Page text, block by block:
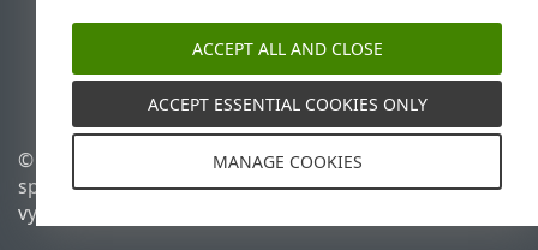
ESET Fórum
ESET Status Portal
Technická podpora
© 1992 - 2026 ESET,
spol. s r. o. Všetky práva
vyhradené.
Spravovať súbory cookie
Zásady používania súborov
ACCEPT ALL AND CLOSE
ACCEPT ESSENTIAL COOKIES ONLY
MANAGE COOKIES